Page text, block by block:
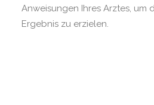
Anweisungen Ihres Arztes, um
Ergebnis zu erzielen.